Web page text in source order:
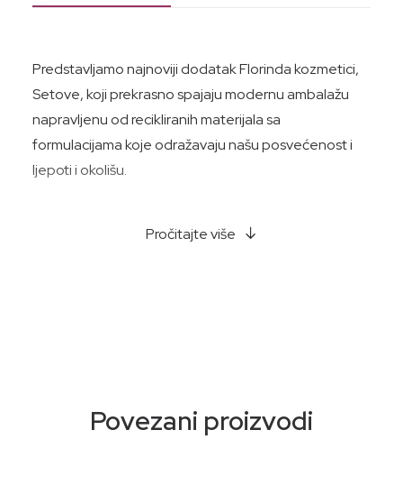
Predstavljamo najnoviji dodatak Florinda kozmetici,
Setove, koji prekrasno spajaju modernu ambalažu
napravljenu od recikliranih materijala sa
formulacijama koje odražavaju našu posvećenost i
ljepoti i okolišu.
Pročitajte više
Povezani proizvodi